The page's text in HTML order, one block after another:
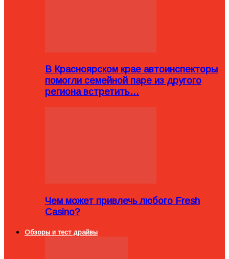
В Красноярском крае автоинспекторы
помогли семейной паре из другого
региона встретить…
Чем может привлечь любого Fresh
Casino?
Обзоры и тест драйвы